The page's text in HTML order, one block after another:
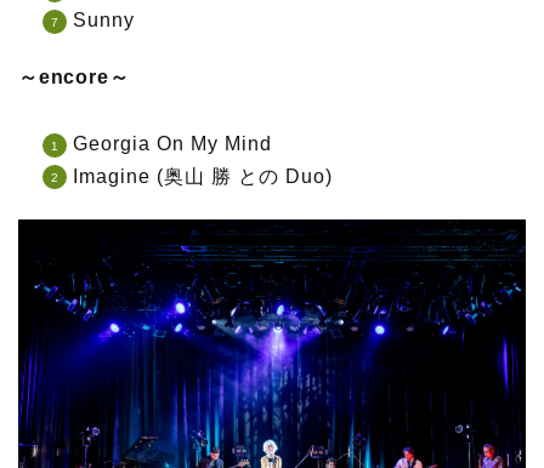
Sunny
～encore～
Georgia On My Mind
Imagine (奥山 勝 との Duo)